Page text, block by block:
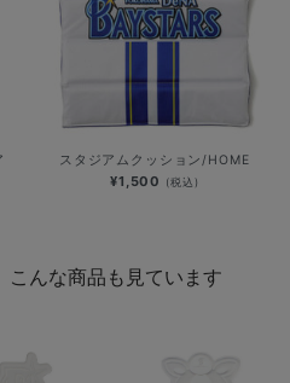
スタジアムクッション/HOME
¥1,500 (税込)
こんな商品も見ています